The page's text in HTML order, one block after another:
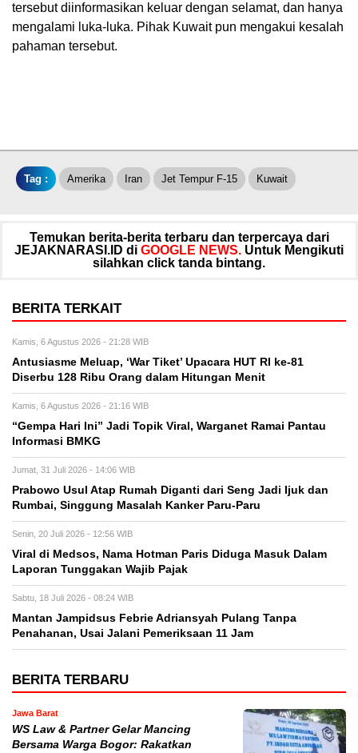
tersebut diinformasikan keluar dengan selamat, dan hanya
mengalami luka-luka. Pihak Kuwait pun mengakui kesalah
pahaman tersebut.
Tag : Amerika Iran Jet Tempur F-15 Kuwait
Temukan berita-berita terbaru dan terpercaya dari
JEJAKNARASI.ID di GOOGLE NEWS. Untuk Mengikuti
silahkan click tanda bintang.
BERITA TERKAIT
Kamis, 6 Agustus 2026 - 21:28 WIB
Antusiasme Meluap, ‘War Tiket’ Upacara HUT RI ke-81
Diserbu 128 Ribu Orang dalam Hitungan Menit
Kamis, 6 Agustus 2026 - 21:16 WIB
“Gempa Hari Ini” Jadi Topik Viral, Warganet Ramai Pantau
Informasi BMKG
Jumat, 31 Juli 2026 - 14:06 WIB
Prabowo Usul Atap Rumah Diganti dari Seng Jadi Ijuk dan
Rumbai, Singgung Masalah Kanker Paru-Paru
Senin, 20 Juli 2026 - 12:56 WIB
Viral di Medsos, Nama Hotman Paris Diduga Masuk Dalam
Laporan Tunggakan Wajib Pajak
Sabtu, 18 Juli 2026 - 08:24 WIB
Mantan Jampidsus Febrie Adriansyah Pulang Tanpa
Penahanan, Usai Jalani Pemeriksaan 11 Jam
BERITA TERBARU
Jawa Barat
WS Law & Partner Gelar Mancing
Bersama Warga Bogor: Rakatkan